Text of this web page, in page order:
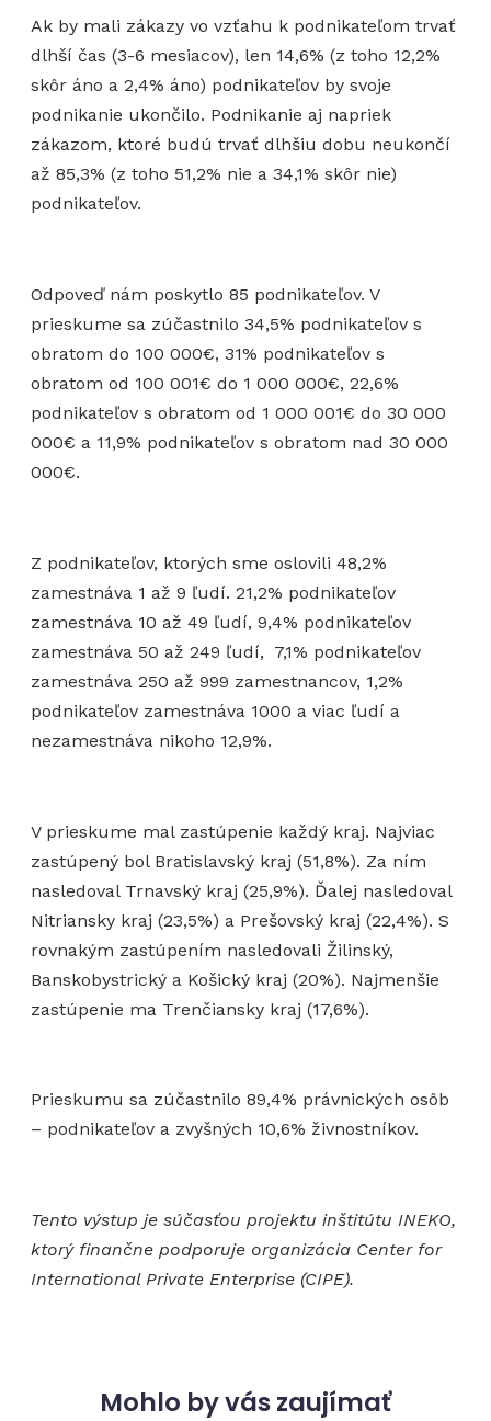
Ak by mali zákazy vo vzťahu k podnikateľom trvať
dlhší čas (3-6 mesiacov), len 14,6% (z toho 12,2%
skôr áno a 2,4% áno) podnikateľov by svoje
podnikanie ukončilo. Podnikanie aj napriek
zákazom, ktoré budú trvať dlhšiu dobu neukončí
až 85,3% (z toho 51,2% nie a 34,1% skôr nie)
podnikateľov.
Odpoveď nám poskytlo 85 podnikateľov. V
prieskume sa zúčastnilo 34,5% podnikateľov s
obratom do 100 000€, 31% podnikateľov s
obratom od 100 001€ do 1 000 000€, 22,6%
podnikateľov s obratom od 1 000 001€ do 30 000
000€ a 11,9% podnikateľov s obratom nad 30 000
000€.
Z podnikateľov, ktorých sme oslovili 48,2%
zamestnáva 1 až 9 ľudí. 21,2% podnikateľov
zamestnáva 10 až 49 ľudí, 9,4% podnikateľov
zamestnáva 50 až 249 ľudí, 7,1% podnikateľov
zamestnáva 250 až 999 zamestnancov, 1,2%
podnikateľov zamestnáva 1000 a viac ľudí a
nezamestnáva nikoho 12,9%.
V prieskume mal zastúpenie každý kraj. Najviac
zastúpený bol Bratislavský kraj (51,8%). Za ním
nasledoval Trnavský kraj (25,9%). Ďalej nasledoval
Nitriansky kraj (23,5%) a Prešovský kraj (22,4%). S
rovnakým zastúpením nasledovali Žilinský,
Banskobystrický a Košický kraj (20%). Najmenšie
zastúpenie ma Trenčiansky kraj (17,6%).
Prieskumu sa zúčastnilo 89,4% právnických osôb
– podnikateľov a zvyšných 10,6% živnostníkov.
Tento výstup je súčasťou projektu inštitútu INEKO,
ktorý finančne podporuje organizácia Center for
International Private Enterprise (CIPE).
Mohlo by vás zaujímať